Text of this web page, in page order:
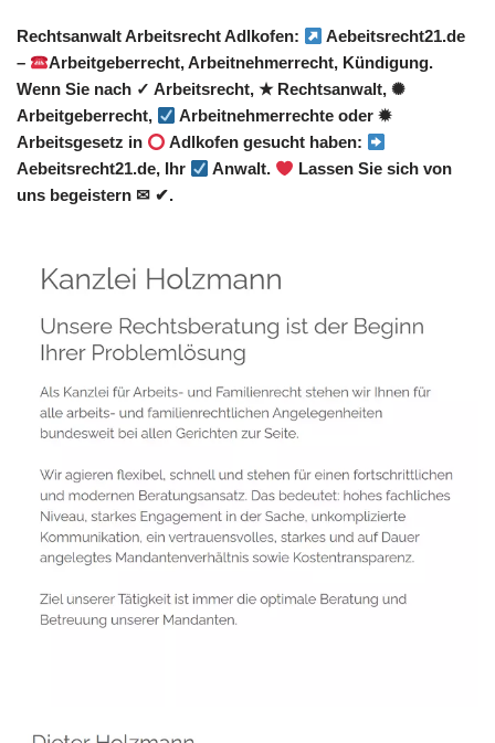
Rechtsanwalt Arbeitsrecht Adlkofen:
Aebeitsrecht21.de
–
Arbeitgeberrecht, Arbeitnehmerrecht, Kündigung.
Wenn Sie nach ✓ Arbeitsrecht, ★ Rechtsanwalt, ✺
Arbeitgeberrecht,
Arbeitnehmerrechte oder ✹
Arbeitsgesetz in
Adlkofen gesucht haben:
Aebeitsrecht21.de, Ihr
Anwalt.
Lassen Sie sich von
uns begeistern ✉ ✔.